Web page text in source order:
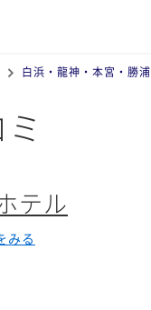
白浜・龍神・本宮・勝浦
テル
みる